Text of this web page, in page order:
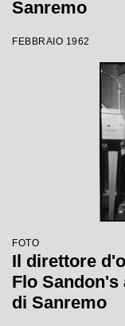
Sanremo
FEBBRAIO 1962
FOTO
Il direttore
Flo Sandon's
di Sanremo